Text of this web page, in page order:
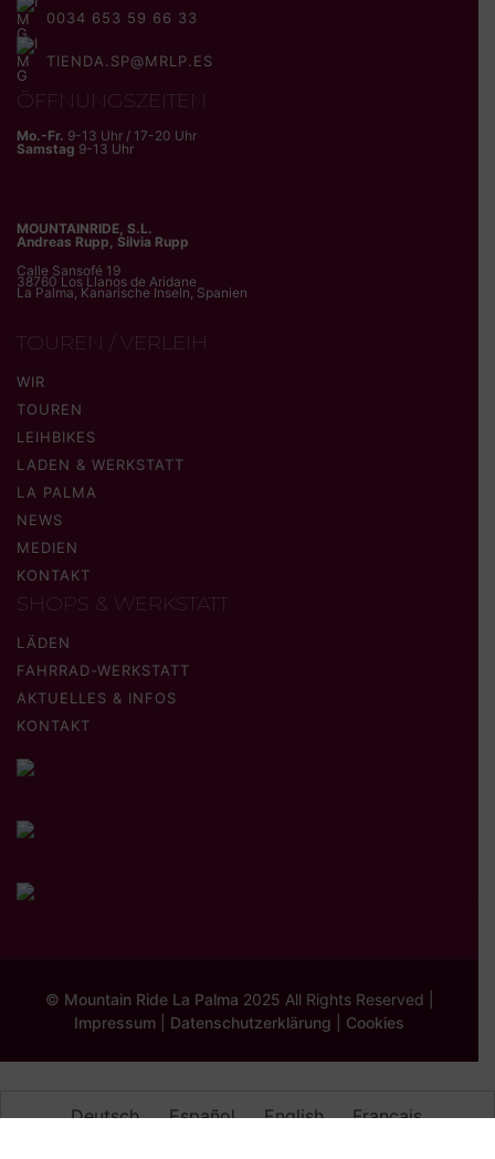
0034 653 59 66 33
TIENDA.SP@MRLP.ES
ÖFFNUNGSZEITEN
Mo.-Fr. 9-13 Uhr / 17-20 Uhr
Samstag 9-13 Uhr
MOUNTAINRIDE, S.L.
Andreas Rupp, Silvia Rupp
Calle Sansofé 19
38760 Los Llanos de Aridane
La Palma, Kanarische Inseln, Spanien
TOUREN / VERLEIH
WIR
TOUREN
LEIHBIKES
LADEN & WERKSTATT
LA PALMA
NEWS
MEDIEN
KONTAKT
SHOPS & WERKSTATT
LÄDEN
FAHRRAD-WERKSTATT
AKTUELLES & INFOS
KONTAKT
© Mountain Ride La Palma 2025 All Rights Reserved |
Impressum
Datenschutzerklärung Cookies
Deutsch Español English Français